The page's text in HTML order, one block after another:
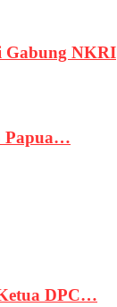
Gabung NKRI
Papua…
DPC…